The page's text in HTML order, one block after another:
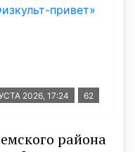
2026, 17:24 62
района